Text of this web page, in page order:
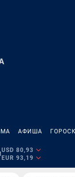
АФИША
USD 80,93
EUR 93,19